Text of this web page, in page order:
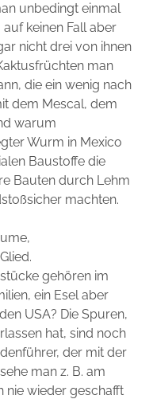
unbedingt einmal
keinen Fall aber
nicht drei von ihnen
man
die ein wenig nach
dem Mescal, dem
warum
Wurm in Mexico
Baustoffe die
Bauten durch Lehm
machten.
gehören im
ein Esel aber
USA? Die Spuren,
hat, sind noch
der mit der
man z. B. am
nie wieder geschafft